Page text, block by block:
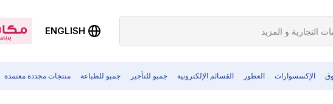
ENGLISH
الإكسسوارات العطور القسائم الإلكترونية جمبو للتأجير جمبو للطباعة منتجات مجددة معتمدة